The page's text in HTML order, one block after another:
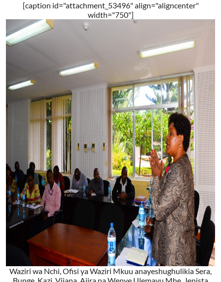
[caption id="attachment_53496" align="aligncenter"
width="750"]
Waziri wa Nchi, Ofisi ya Waziri Mkuu anayeshughulikia Sera,